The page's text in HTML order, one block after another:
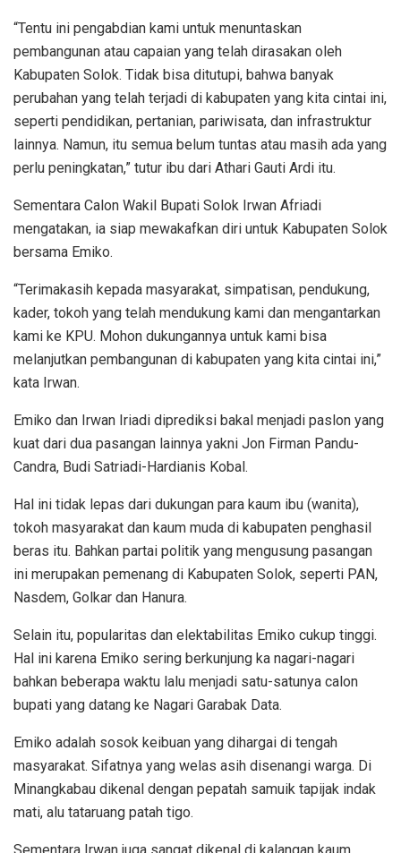
“Tentu ini pengabdian kami untuk menuntaskan
pembangunan atau capaian yang telah dirasakan oleh
Kabupaten Solok. Tidak bisa ditutupi, bahwa banyak
perubahan yang telah terjadi di kabupaten yang kita cintai ini,
seperti pendidikan, pertanian, pariwisata, dan infrastruktur
lainnya. Namun, itu semua belum tuntas atau masih ada yang
perlu peningkatan,” tutur ibu dari Athari Gauti Ardi itu.
Sementara Calon Wakil Bupati Solok Irwan Afriadi
mengatakan, ia siap mewakafkan diri untuk Kabupaten Solok
bersama Emiko.
“Terimakasih kepada masyarakat, simpatisan, pendukung,
kader, tokoh yang telah mendukung kami dan mengantarkan
kami ke KPU. Mohon dukungannya untuk kami bisa
melanjutkan pembangunan di kabupaten yang kita cintai ini,”
kata Irwan.
Emiko dan Irwan Iriadi diprediksi bakal menjadi paslon yang
kuat dari dua pasangan lainnya yakni Jon Firman Pandu-
Candra, Budi Satriadi-Hardianis Kobal.
Hal ini tidak lepas dari dukungan para kaum ibu (wanita),
tokoh masyarakat dan kaum muda di kabupaten penghasil
beras itu. Bahkan partai politik yang mengusung pasangan
ini merupakan pemenang di Kabupaten Solok, seperti PAN,
Nasdem, Golkar dan Hanura.
Selain itu, popularitas dan elektabilitas Emiko cukup tinggi.
Hal ini karena Emiko sering berkunjung ka nagari-nagari
bahkan beberapa waktu lalu menjadi satu-satunya calon
bupati yang datang ke Nagari Garabak Data.
Emiko adalah sosok keibuan yang dihargai di tengah
masyarakat. Sifatnya yang welas asih disenangi warga. Di
Minangkabau dikenal dengan pepatah samuik tapijak indak
mati, alu tataruang patah tigo.